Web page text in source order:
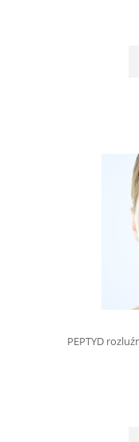
PEPTYD